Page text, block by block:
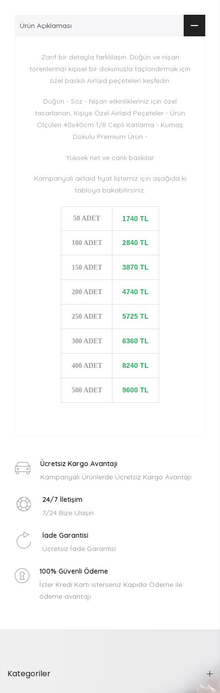
Ürün Açıklaması
Zarif bir detayla farklılaşın. Düğün ve nişan
törenlerinizi kişisel bir dokunuşla taçlandırmak için
özel baskılı Airlaid peçeteleri keşfedin.
Düğün - Söz - Nişan etkinlikleriniz için özel
tasarlanan, Kişiye Özel Airlaid Peçeteler - Ürün
Ölçüleri 40x40cm 1/8 Cepli Katlama - Kumaş
Dokulu Premium Ürün -
Yüksek net ve canlı baskılar
Kampanyalı airlaid fiyat listemiz için aşağıda ki
tabloya bakabilirsiniz.
50 ADET 1740 TL
100 ADET 2840 TL
150 ADET 3870 TL
200 ADET 4740 TL
250 ADET 5725 TL
300 ADET 6360 TL
400 ADET 8240 TL
500 ADET 9600 TL
Ücretsiz Kargo Avantajı
Kampanyalı Ürünlerde Ücretsiz Kargo Avantajı
24/7 İletişim
7/24 Bize Ulaşın
İade Garantisi
Ücretsiz İade Garantisi
100% Güvenli Ödeme
İster Kredi Kartı isterseniz Kapıda Ödeme ile
ödeme avantajı
Kategoriler